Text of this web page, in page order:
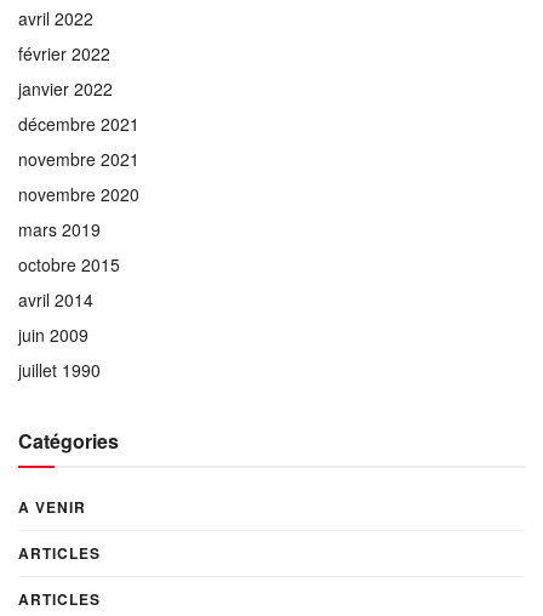
avril 2022
février 2022
janvier 2022
décembre 2021
novembre 2021
novembre 2020
mars 2019
octobre 2015
avril 2014
juin 2009
juillet 1990
Catégories
A VENIR
ARTICLES
ARTICLES